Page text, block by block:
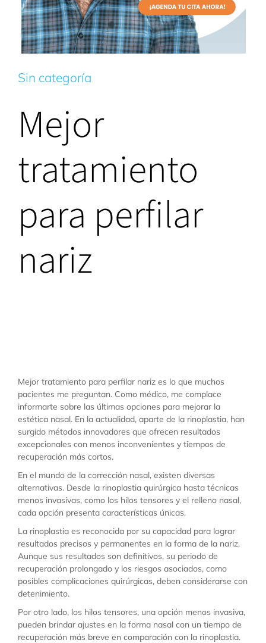
Sin categoría
Mejor
tratamiento
para perfilar
nariz
Mejor tratamiento para perfilar nariz es lo que muchos
pacientes me preguntan. Como médico, me complace
informarte sobre las últimas opciones para mejorar la
estética nasal. En la actualidad, aparte de la rinoplastia, han
surgido métodos innovadores que ofrecen resultados
excepcionales con menos inconvenientes y tiempos de
recuperación más cortos.
En el mundo de la corrección nasal, existen diversas
alternativas. Desde la rinoplastia quirúrgica hasta técnicas
menos invasivas, como los hilos tensores y el relleno nasal,
cada opción presenta características únicas.
La rinoplastia es reconocida por su capacidad para lograr
resultados precisos y permanentes en la forma de la nariz.
Aunque sus resultados son definitivos, su periodo de
recuperación prolongado y los riesgos asociados, como
posibles complicaciones quirúrgicas, deben considerarse con
detenimiento.
Por otro lado, los hilos tensores, una opción menos invasiva,
pueden brindar ajustes en la forma nasal con un tiempo de
recuperación más breve en comparación con la rinoplastia.